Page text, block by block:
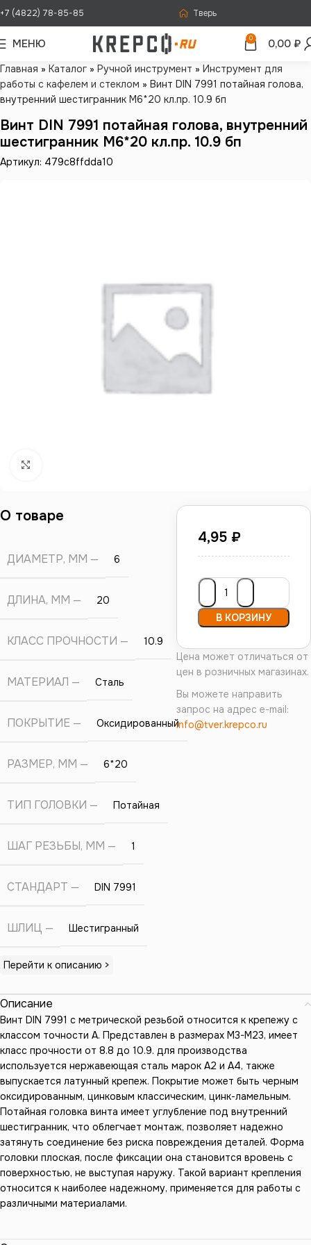
+7 (4822) 78-85-85 Тверь
МЕНЮ 0 0,00 ₽
Главная » Каталог » Ручной инструмент » Инструмент для
работы с кафелем и стеклом » Винт DIN 7991 потайная голова,
внутренний шестигранник М6*20 кл.пр. 10.9 бп
Винт DIN 7991 потайная голова, внутренний
шестигранник М6*20 кл.пр. 10.9 бп
Артикул: 479c8ffdda10
4,95 ₽
В КОРЗИНУ
Цена может отличаться от
цен в розничных магазинах.
Вы можете направить
запрос на адрес e-mail:
info@tver.krepco.ru
О товаре
ДИАМЕТР, ММ 6
ДЛИНА, ММ 20
КЛАСС ПРОЧНОСТИ 10.9
МАТЕРИАЛ Сталь
ПОКРЫТИЕ Оксидированный
РАЗМЕР, ММ 6*20
ТИП ГОЛОВКИ Потайная
ШАГ РЕЗЬБЫ, ММ 1
СТАНДАРТ DIN 7991
ШЛИЦ Шестигранный
Перейти к описанию >
Описание
Винт DIN 7991 с метрической резьбой относится к крепежу с
классом точности А. Представлен в размерах М3-М23, имеет
класс прочности от 8.8 до 10.9. для производства
используется нержавеющая сталь марок А2 и А4, также
выпускается латунный крепеж. Покрытие может быть черным
оксидированным, цинковым классическим, цинк-ламельным.
Потайная головка винта имеет углубление под внутренний
шестигранник, что облегчает монтаж, позволяет надежно
затянуть соединение без риска повреждения деталей. Форма
головки плоская, после фиксации она становится вровень с
поверхностью, не выступая наружу. Такой вариант крепления
относится к наиболее надежному, применяется для работы с
различными материалами.